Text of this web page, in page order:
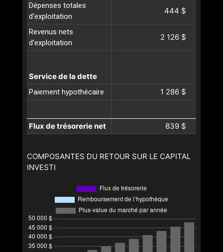
Dépenses totales
d'exploitation
444 $
Revenus nets
d'exploitation
2 126 $
Service de la dette
Paiement hypothécaire 1 286 $
Flux de trésorerie net 839 $
COMPOSANTES DU RETOUR SUR LE CAPITAL
INVESTI